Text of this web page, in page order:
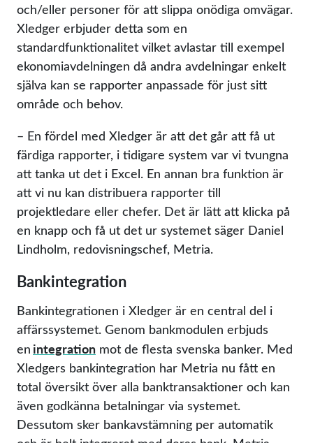
och/eller personer för att slippa onödiga omvägar.
Xledger erbjuder detta som en
standardfunktionalitet vilket avlastar till exempel
ekonomiavdelningen då andra avdelningar enkelt
själva kan se rapporter anpassade för just sitt
område och behov.
– En fördel med Xledger är att det går att få ut
färdiga rapporter, i tidigare system var vi tvungna
att tanka ut det i Excel. En annan bra funktion är
att vi nu kan distribuera rapporter till
projektledare eller chefer. Det är lätt att klicka på
en knapp och få ut det ur systemet säger Daniel
Lindholm, redovisningschef, Metria.
Bankintegration
Bankintegrationen i Xledger är en central del i
affärssystemet. Genom bankmodulen erbjuds
en integration mot de flesta svenska banker. Med
Xledgers bankintegration har Metria nu fått en
total översikt över alla banktransaktioner och kan
även godkänna betalningar via systemet.
Dessutom sker bankavstämning per automatik